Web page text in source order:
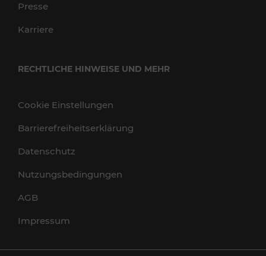
Presse
Karriere
RECHTLICHE HINWEISE UND MEHR
Cookie Einstellungen
Barrierefreiheitserklärung
Datenschutz
Nutzungsbedingungen
AGB
Impressum